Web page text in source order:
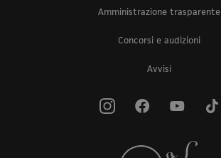
Amministrazione trasparente
Concorsi e audizioni
Avvisi